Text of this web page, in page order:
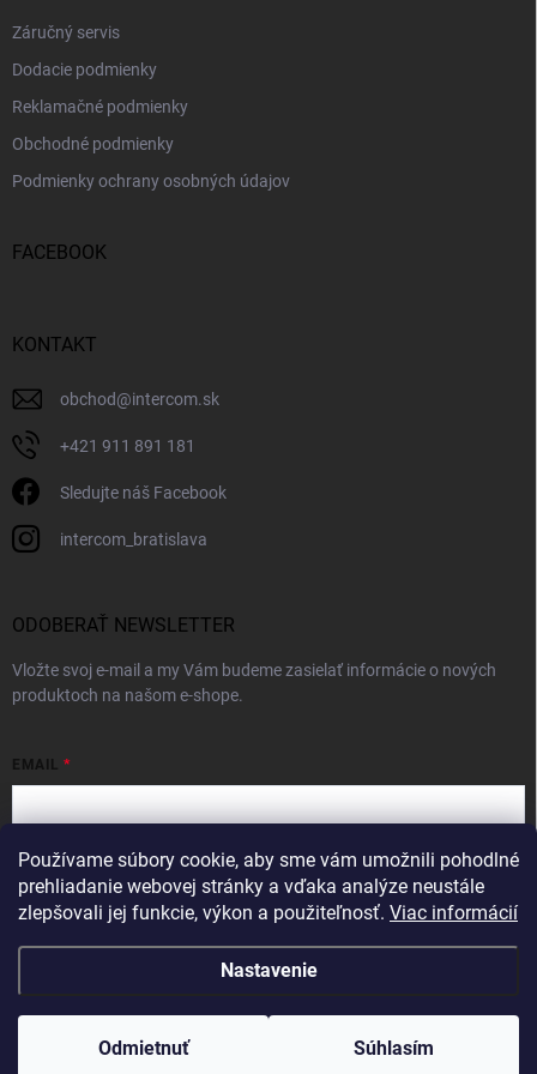
Používame súbory cookie, aby sme vám umožnili pohodlné
prehliadanie webovej stránky a vďaka analýze neustále
zlepšovali jej funkcie, výkon a použiteľnosť. Viac informácií
Nastavenie
Odmietnuť Súhlasím
Záručný servis
Dodacie podmienky
Reklamačné podmienky
Obchodné podmienky
Podmienky ochrany osobných údajov
FACEBOOK
KONTAKT
obchod@intercom.sk
+421 911 891 181
Sledujte náš Facebook
intercom_bratislava
ODOBERAŤ NEWSLETTER
Vložte svoj e-mail a my Vám budeme zasielať informácie o nových
produktoch na našom e-shope.
EMAIL
Vložením e-mailu súhlasíte spodmienkami ochrany osobných údajov
Prihlásiť sa
Copyright 2026 . Všetky práva vyhradené.